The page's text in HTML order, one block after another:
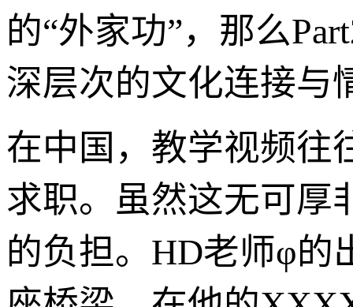
的“外家功”，那么
深层次的文化连接与
在中国，教学视频
求职。虽然这无可厚
的负担。HD老师φ的